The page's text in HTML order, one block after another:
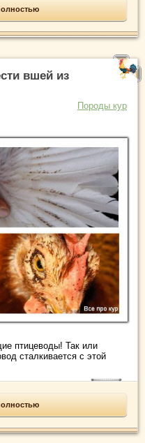
вшей из
Породы кур
птицеводы! Так или
сталкивается с этой